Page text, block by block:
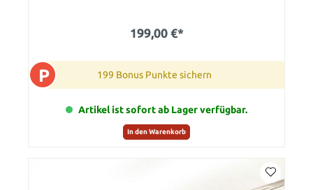
199,00 €*
P 199 Bonus Punkte sichern
Artikel ist sofort ab Lager verfügbar.
In den Warenkorb